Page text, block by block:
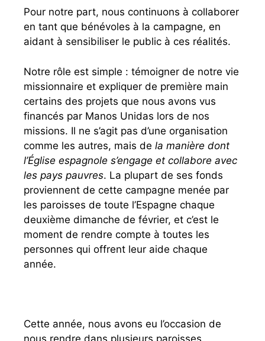
Pour notre part, nous continuons à collaborer
en tant que bénévoles à la campagne, en
aidant à sensibiliser le public à ces réalités.
Notre rôle est simple : témoigner de notre vie
missionnaire et expliquer de première main
certains des projets que nous avons vus
financés par Manos Unidas lors de nos
missions. Il ne s’agit pas d’une organisation
comme les autres, mais de la manière dont
l’Église espagnole s’engage et collabore avec
les pays pauvres. La plupart de ses fonds
proviennent de cette campagne menée par
les paroisses de toute l’Espagne chaque
deuxième dimanche de février, et c’est le
moment de rendre compte à toutes les
personnes qui offrent leur aide chaque
année.
Cette année, nous avons eu l’occasion de
nous rendre dans plusieurs paroisses.